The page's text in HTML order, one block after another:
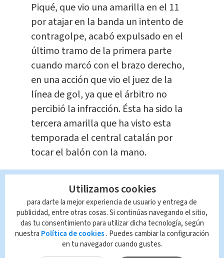
Piqué, que vio una amarilla en el 11
por atajar en la banda un intento de
contragolpe, acabó expulsado en el
último tramo de la primera parte
cuando marcó con el brazo derecho,
en una acción que vio el juez de la
línea de gol, ya que el árbitro no
percibió la infracción. Ésta ha sido la
tercera amarilla que ha visto esta
temporada el central catalán por
tocar el balón con la mano.
Valverde, cambió para el segundo
tiempo a Deulofeu por el central
Javier Mascherano, tras la expulsión
de Piqué, y para reforzar la defensa.
Utilizamos cookies
para darte la mejor experiencia de usuario y entrega de
publicidad, entre otras cosas. Si continúas navegando el sitio,
das tu consentimiento para utilizar dicha tecnología, según
nuestra Política de cookies . Puedes cambiar la configuración
en tu navegador cuando gustes.